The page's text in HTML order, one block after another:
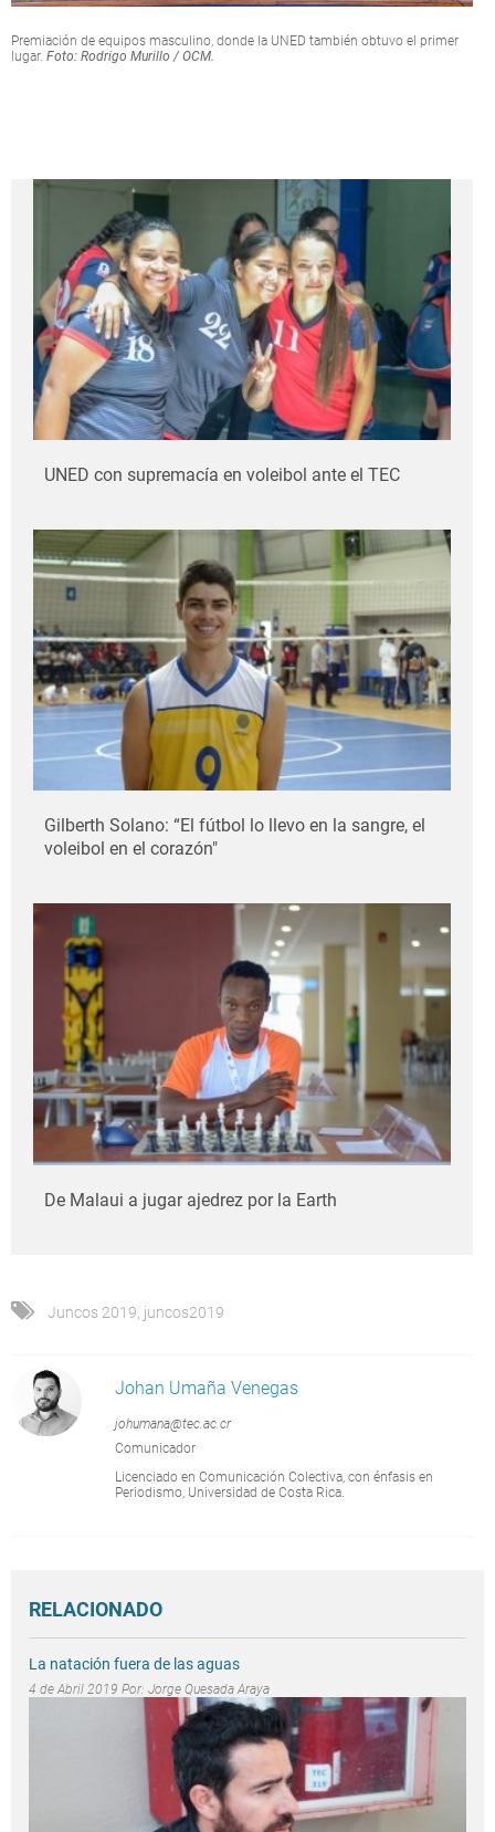
Premiación de equipos masculino, donde la UNED también obtuvo el primer
lugar. Foto: Rodrigo Murillo / OCM.
UNED con supremacía en voleibol ante el TEC
Gilberth Solano: “El fútbol lo llevo en la sangre, el
voleibol en el corazón"
De Malaui a jugar ajedrez por la Earth
Juncos 2019 juncos2019
Johan Umaña Venegas
johumana@tec.ac.cr
Comunicador
Licenciado en Comunicación Colectiva, con énfasis en
Periodismo, Universidad de Costa Rica.
RELACIONADO
La natación fuera de las aguas
4 de Abril 2019 Por: Jorge Quesada Araya